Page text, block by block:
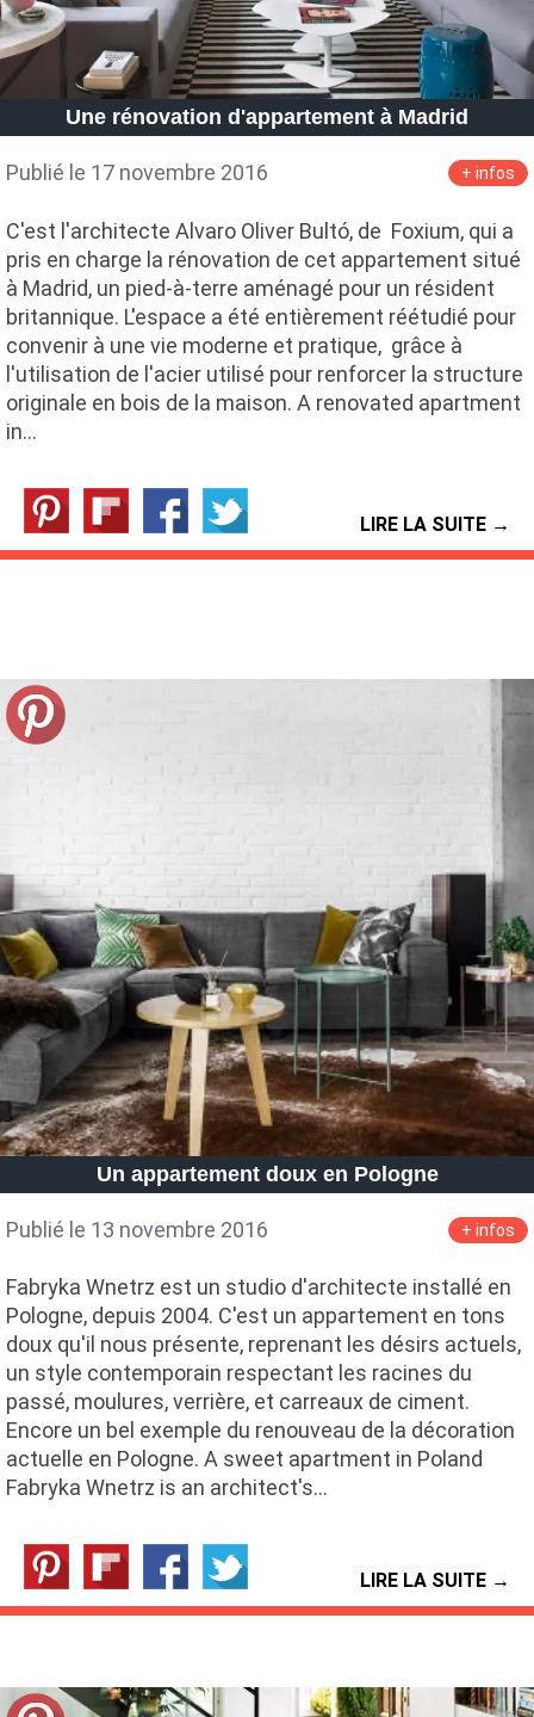
Une rénovation d'appartement à Madrid
Publié le 17 novembre 2016 + infos
C'est l'architecte Alvaro Oliver Bultó, de Foxium, qui a
pris en charge la rénovation de cet appartement situé
à Madrid, un pied-à-terre aménagé pour un résident
britannique. L'espace a été entièrement réétudié pour
convenir à une vie moderne et pratique, grâce à
l'utilisation de l'acier utilisé pour renforcer la structure
originale en bois de la maison. A renovated apartment
in…
LIRE LA SUITE →
Un appartement doux en Pologne
Publié le 13 novembre 2016 + infos
Fabryka Wnetrz est un studio d'architecte installé en
Pologne, depuis 2004. C'est un appartement en tons
doux qu'il nous présente, reprenant les désirs actuels,
un style contemporain respectant les racines du
passé, moulures, verrière, et carreaux de ciment.
Encore un bel exemple du renouveau de la décoration
actuelle en Pologne. A sweet apartment in Poland
Fabryka Wnetrz is an architect's…
LIRE LA SUITE →